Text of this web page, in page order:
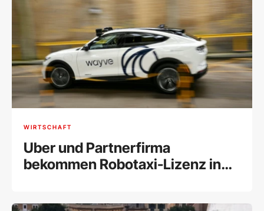
WIRTSCHAFT
Uber und Partnerfirma
bekommen Robotaxi-Lizenz in